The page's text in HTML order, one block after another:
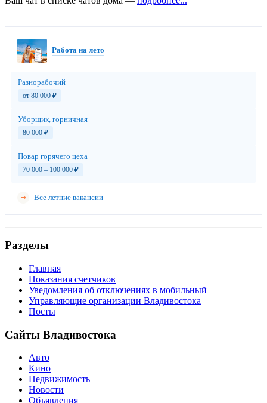
Работа на лето
Разнорабочий
от 80 000 ₽
Уборщик, горничная
80 000 ₽
Повар горячего цеха
70 000 – 100 000 ₽
Все летние вакансии
Разделы
Главная
Показания счетчиков
Уведомления об отключениях в мобильный
Управляющие организации Владивостока
Посты
Сайты Владивостока
Авто
Кино
Недвижимость
Новости
Объявления